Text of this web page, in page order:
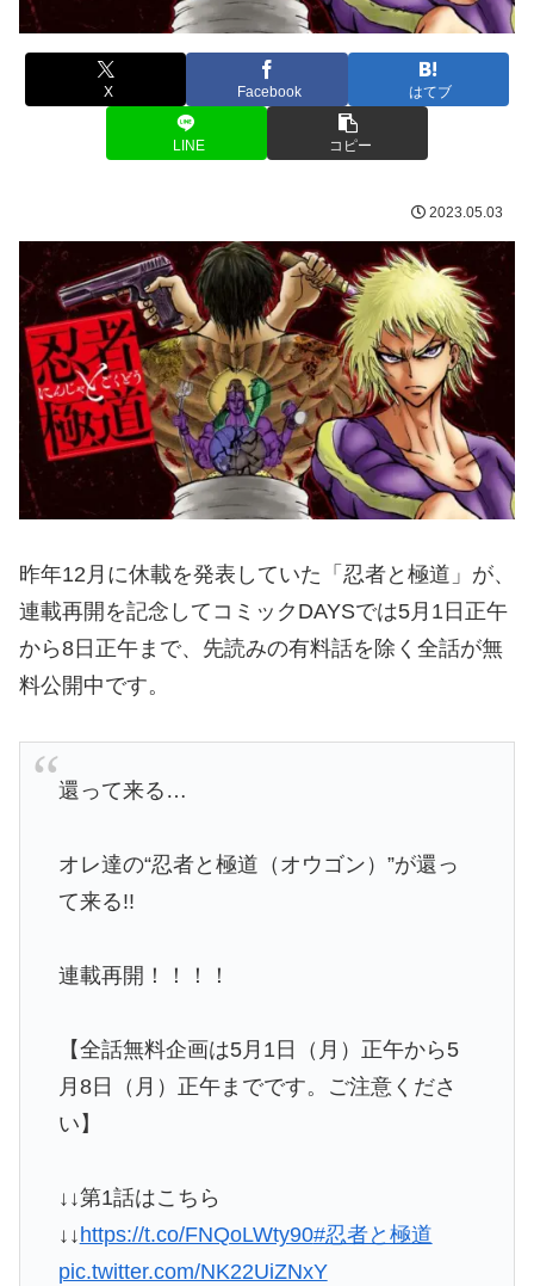
X Facebook はてブ
LINE コピー
2023.05.03
昨年12月に休載を発表していた「忍者と極道」が、
連載再開を記念してコミックDAYSでは5月1日正午
から8日正午まで、先読みの有料話を除く全話が無
料公開中です。
還って来る…
オレ達の“忍者と極道（オウゴン）”が還っ
て来る!!
連載再開！！！！
【全話無料企画は5月1日（月）正午から5
月8日（月）正午までです。ご注意くださ
い】
↓↓第1話はこちら
↓↓ https://t.co/FNQoLWty90#忍者と極道
pic.twitter.com/NK22UiZNxY